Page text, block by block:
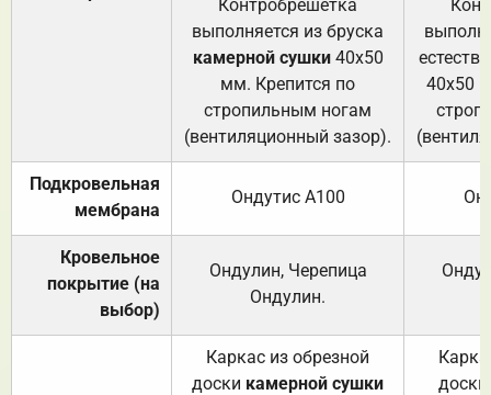
Контробрешётка
выполняется из бруска
камерной сушки40х50
мм. Крепится по
стропильным ногам
(вентиляционный зазор).
40х50
Подкровельная
мембрана
Ондутис А100
Кровельное
покрытие (на
выбор)
Ондулин, Черепица
Ондулин.
Каркас из обрезной
доски камерной сушки
доски